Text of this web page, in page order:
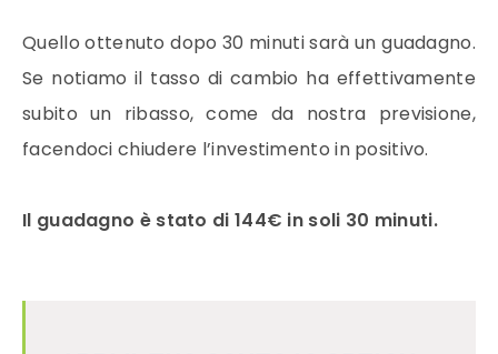
Quello ottenuto dopo 30 minuti sarà un guadagno.
Se notiamo il tasso di cambio ha effettivamente
subito un ribasso, come da nostra previsione,
facendoci chiudere l’investimento in positivo.
Il guadagno è stato di 144€ in soli 30 minuti.